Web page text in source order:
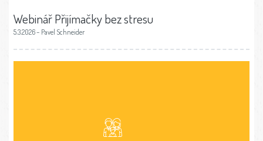
Webinář Přijímačky bez stresu
5.3.2026 – Pavel Schneider